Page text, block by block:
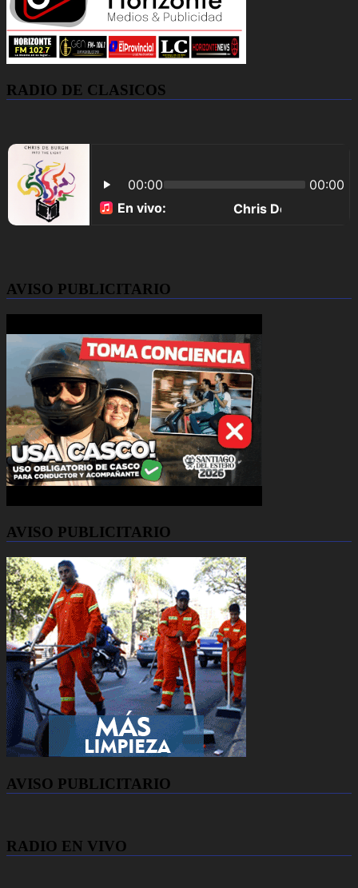
RADIO DE CLASICOS
AVISO PUBLICITARIO
AVISO PUBLICITARIO
AVISO PUBLICITARIO
RADIO EN VIVO